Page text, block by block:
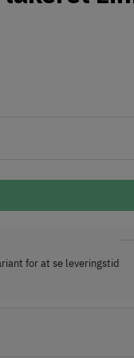
for at se leveringstid